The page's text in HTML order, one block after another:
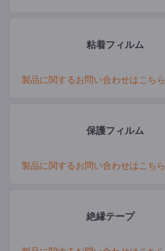
粘着フィルム
製品に関するお問い合わせはこちら
保護フィルム
製品に関するお問い合わせはこちら
絶縁テープ